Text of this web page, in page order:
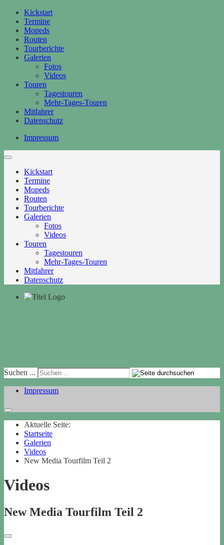
Kickstart
Termine
Mopeds
Routen
Tourberichte
Galerien
Fotos
Videos
Touren
Tagestouren
Mehr-Tages-Touren
Mitfahrer
Datenschutz
Impressum
Kickstart
Termine
Mopeds
Routen
Tourberichte
Galerien
Fotos
Videos
Touren
Tagestouren
Mehr-Tages-Touren
Mitfahrer
Datenschutz
Suchen ...
Impressum
Aktuelle Seite:
Startseite
Galerien
Videos
New Media Tourfilm Teil 2
Videos
New Media Tourfilm Teil 2